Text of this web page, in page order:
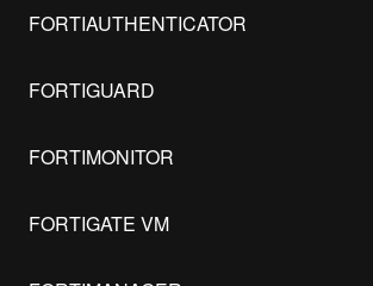
FORTIAUTHENTICATOR
FORTIGUARD
FORTIMONITOR
FORTIGATE VM